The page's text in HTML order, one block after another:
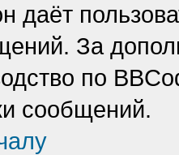
даёт
За
по
сообщений.